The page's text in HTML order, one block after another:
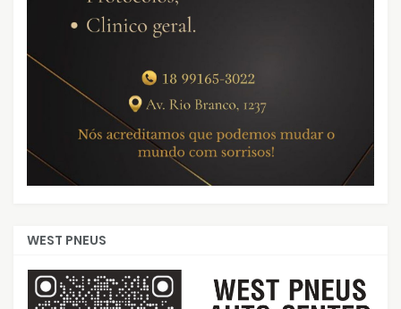
WEST PNEUS